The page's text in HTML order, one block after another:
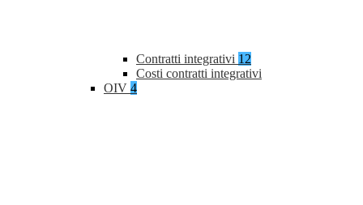
Contratti integrativi 12
Costi contratti integrativi
OIV 4